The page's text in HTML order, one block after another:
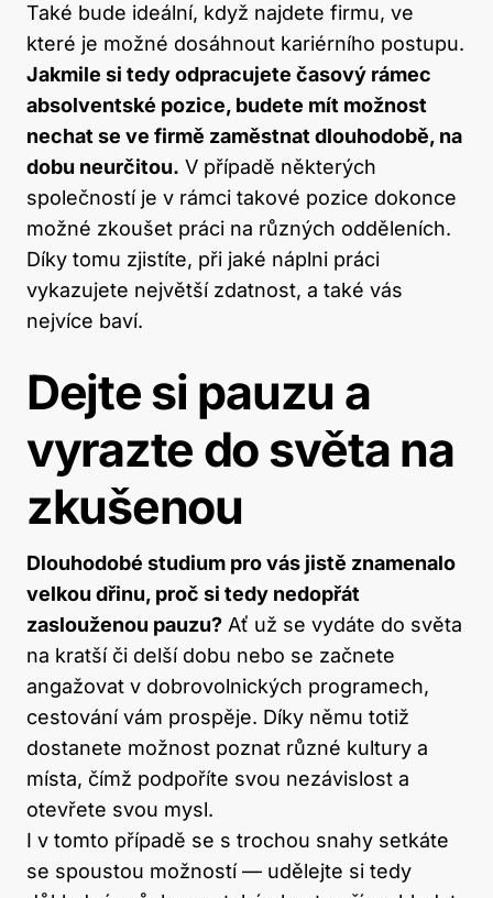
Také bude ideální, když najdete firmu, ve
které je možné dosáhnout kariérního postupu.
Jakmile si tedy odpracujete časový rámec
absolventské pozice, budete mít možnost
nechat se ve firmě zaměstnat dlouhodobě, na
dobu neurčitou. V případě některých
společností je v rámci takové pozice dokonce
možné zkoušet práci na různých odděleních.
Díky tomu zjistíte, při jaké náplni práci
vykazujete největší zdatnost, a také vás
nejvíce baví.
Dejte si pauzu a
vyrazte do světa na
zkušenou
Dlouhodobé studium pro vás jistě znamenalo
velkou dřinu, proč si tedy nedopřát
zaslouženou pauzu? Ať už se vydáte do světa
na kratší či delší dobu nebo se začnete
angažovat v dobrovolnických programech,
cestování vám prospěje. Díky němu totiž
dostanete možnost poznat různé kultury a
místa, čímž podpoříte svou nezávislost a
otevřete svou mysl.
I v tomto případě se s trochou snahy setkáte
se spoustou možností — udělejte si tedy